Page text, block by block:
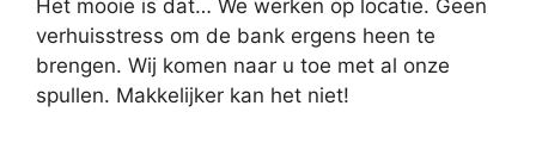
Het mooie is dat… We werken op locatie. Geen
verhuisstress om de bank ergens heen te
brengen. Wij komen naar u toe met al onze
spullen. Makkelijker kan het niet!